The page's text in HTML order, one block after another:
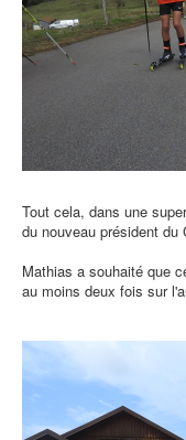
Tout cela, dans une
du nouveau président
Mathias a souhaité que
au moins deux fois sur